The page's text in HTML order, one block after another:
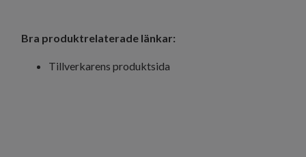
Bra produktrelaterade länkar:
Tillverkarens produktsida